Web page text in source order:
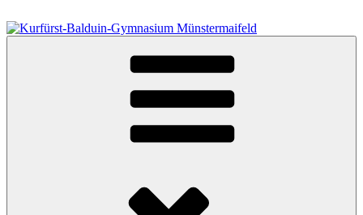
Inhalt
springen
Kurfürst-Balduin-Gymnasium Münstermaifeld